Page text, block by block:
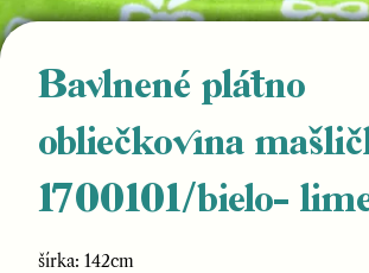
Bavlnené plátno
obliečkovina
1700101/bielo-
šírka: 142cm